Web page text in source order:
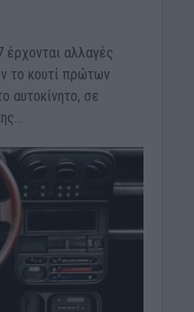
έρχονται αλλαγές
το κουτί πρώτων
αυτοκίνητο, σε